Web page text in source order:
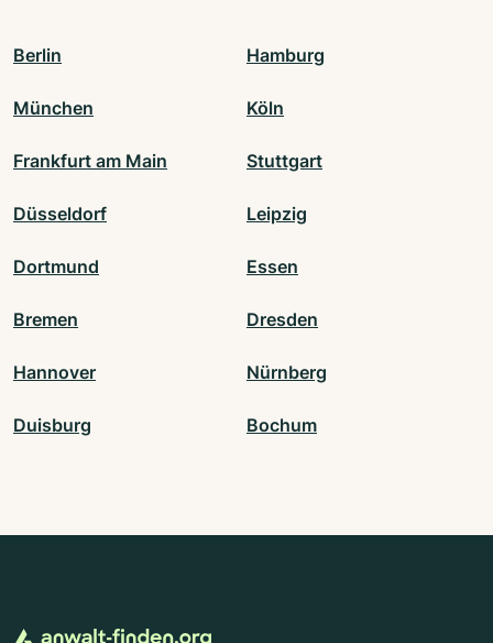
Berlin Hamburg
München Köln
Frankfurt am Main Stuttgart
Düsseldorf Leipzig
Dortmund Essen
Bremen Dresden
Hannover Nürnberg
Duisburg Bochum